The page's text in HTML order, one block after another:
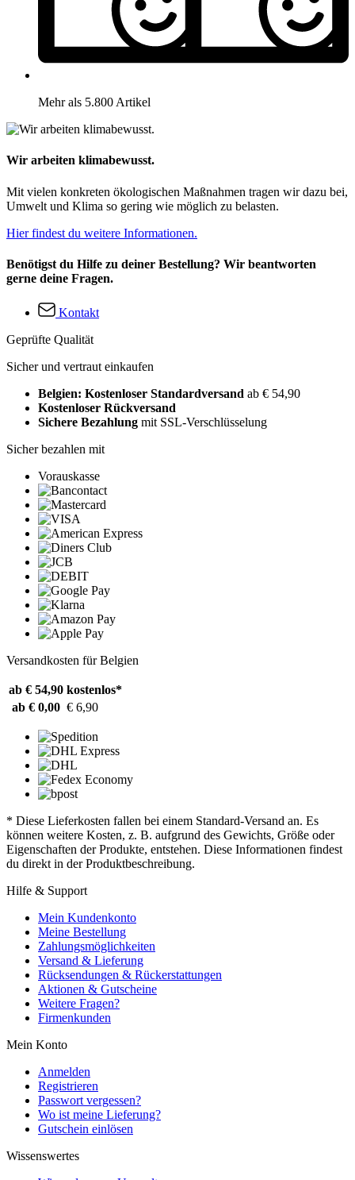
Mehr als 5.800 Artikel
Wir arbeiten klimabewusst.
Mit vielen konkreten ökologischen Maßnahmen tragen wir dazu bei,
Umwelt und Klima so gering wie möglich zu belasten.
Hier findest du weitere Informationen.
Benötigst du Hilfe zu deiner Bestellung? Wir beantworten
gerne deine Fragen.
Kontakt
Geprüfte Qualität
Sicher und vertraut einkaufen
Belgien: Kostenloser Standardversand ab € 54,90
Kostenloser Rückversand
Sichere Bezahlung mit SSL-Verschlüsselung
Sicher bezahlen mit
Vorauskasse
Versandkosten für Belgien
ab € 54,90 kostenlos*
ab € 0,00 € 6,90
* Diese Lieferkosten fallen bei einem Standard-Versand an. Es
können weitere Kosten, z. B. aufgrund des Gewichts, Größe oder
Eigenschaften der Produkte, entstehen. Diese Informationen findest
du direkt in der Produktbeschreibung.
Hilfe & Support
Mein Kundenkonto
Meine Bestellung
Zahlungsmöglichkeiten
Versand & Lieferung
Rücksendungen & Rückerstattungen
Aktionen & Gutscheine
Weitere Fragen?
Firmenkunden
Mein Konto
Anmelden
Registrieren
Passwort vergessen?
Wo ist meine Lieferung?
Gutschein einlösen
Wissenswertes